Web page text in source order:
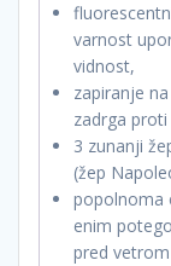
varnost
vidnost,
zapiranje
zadrga
3 zunanji
(žep
popolnoma
enim
pred